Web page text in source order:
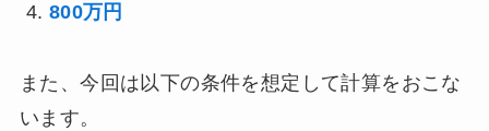
800万円
また、今回は以下の条件を想定して計算をおこな
います。